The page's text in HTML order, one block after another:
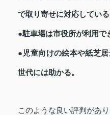
で取り寄せに対応している
●駐車場は市役所が利用で
●児童向けの絵本や紙芝
世代には助かる。
このような良い評判があり